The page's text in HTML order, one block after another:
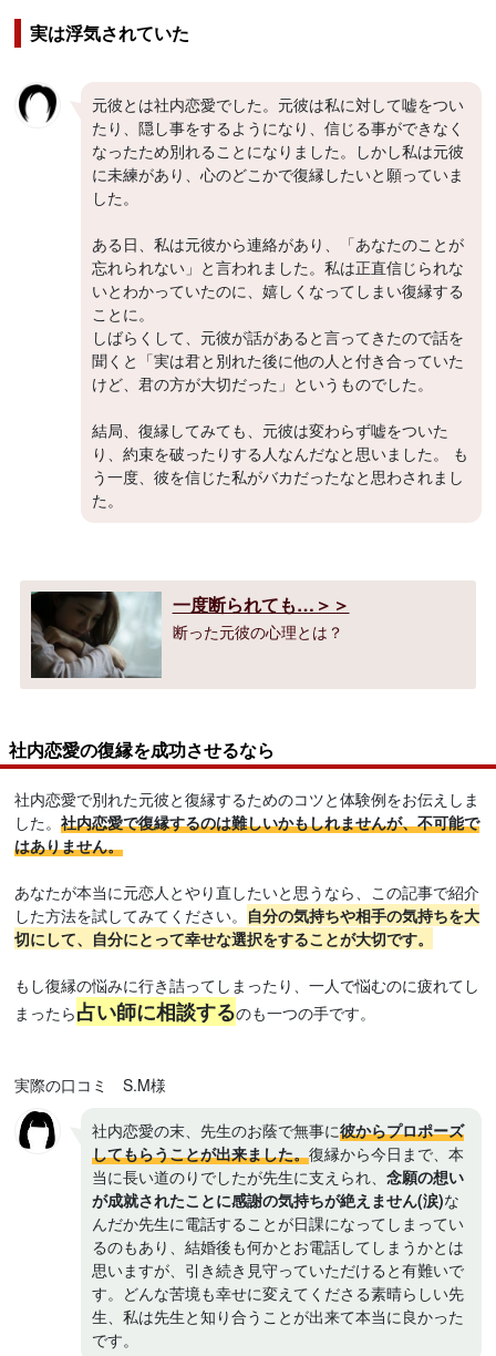
実は浮気されていた
元彼とは社内恋愛でした。元彼は私に対して嘘をつい
たり、隠し事をするようになり、信じる事ができなく
なったため別れることになりました。しかし私は元彼
に未練があり、心のどこかで復縁したいと願っていま
した。
ある日、私は元彼から連絡があり、「あなたのことが
忘れられない」と言われました。私は正直信じられな
いとわかっていたのに、嬉しくなってしまい復縁する
ことに。
しばらくして、元彼が話があると言ってきたので話を
聞くと「実は君と別れた後に他の人と付き合っていた
けど、君の方が大切だった」というものでした。
結局、復縁してみても、元彼は変わらず嘘をついた
り、約束を破ったりする人なんだなと思いました。 も
う一度、彼を信じた私がバカだったなと思わされまし
た。
一度断られても…＞＞
断った元彼の心理とは？
社内恋愛の復縁を成功させるなら
社内恋愛で別れた元彼と復縁するためのコツと体験例をお伝えしま
した。社内恋愛で復縁するのは難しいかもしれませんが、不可能で
はありません。
あなたが本当に元恋人とやり直したいと思うなら、この記事で紹介
した方法を試してみてください。 自分の気持ちや相手の気持ちを大
切にして、自分にとって幸せな選択をすることが大切です。
もし復縁の悩みに行き詰ってしまったり、一人で悩むのに疲れてし
まったら占い師に相談するのも一つの手です。
実際の口コミ S.M様
社内恋愛の末、先生のお蔭で無事に彼からプロポーズ
してもらうことが出来ました。復縁から今日まで、本
当に長い道のりでしたが先生に支えられ、念願の想い
が成就されたことに感謝の気持ちが絶えません(涙)な
んだか先生に電話することが日課になってしまってい
るのもあり、結婚後も何かとお電話してしまうかとは
思いますが、引き続き見守っていただけると有難いで
す。どんな苦境も幸せに変えてくださる素晴らしい先
生、私は先生と知り合うことが出来て本当に良かった
です。